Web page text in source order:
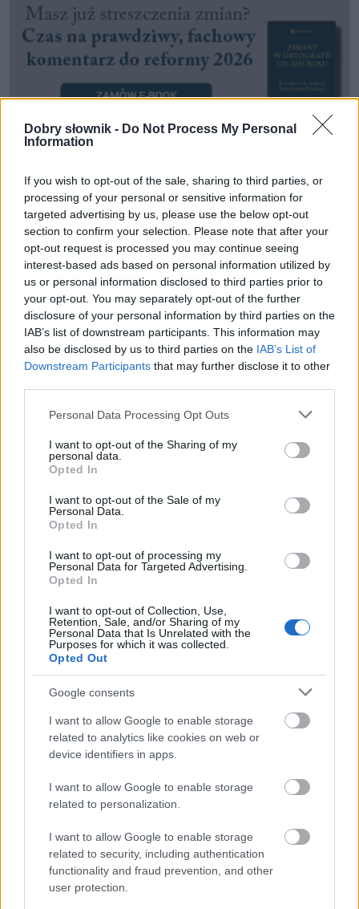
Dobry słownik - Do Not Process My Personal
Information
If you wish to opt-out of the sale, sharing to third parties, or
processing of your personal or sensitive information for
targeted advertising by us, please use the below opt-out
section to confirm your selection. Please note that after your
opt-out request is processed you may continue seeing
interest-based ads based on personal information utilized by
us or personal information disclosed to third parties prior to
your opt-out. You may separately opt-out of the further
disclosure of your personal information by third parties on the
IAB’s list of downstream participants. This information may
also be disclosed by us to third parties on the IAB’s List of
Downstream Participants that may further disclose it to other
Please note that this website/app uses one or more Google
not limited to your visit or usage behaviour. You may click to
grant or deny consent to Google and its third-party tags to
use your data for below specified purposes in below Google
consent section.
Personal Data Processing Opt Outs
I want to opt-out of the Sharing of my
personal data.
Opted In
I want to opt-out of the Sale of my
Personal Data.
Opted In
I want to opt-out of processing my
Personal Data for Targeted Advertising.
Opted In
I want to opt-out of Collection, Use,
Retention, Sale, and/or Sharing of my
Personal Data that Is Unrelated with the
Purposes for which it was collected.
Opted Out
Google consents
I want to allow Google to enable storage
related to analytics like cookies on web or
device identifiers in apps.
I want to allow Google to enable storage
related to personalization.
I want to allow Google to enable storage
related to security, including authentication
functionality and fraud prevention, and other
user protection.
Pozostały wątpliwości? Brakuje czegoś w haśle?
Zobacz, co zyskują abonenci Dobrego słownika.
SPRAWDŹ
Często sprawdzane
Na którego podstawie orzekamy, co następuje
Jak się ma skupywanie do skupowania
Ciekawostki
— Wymowa słowa jabłko w jesieni średniowiecza
utrzymywać — Wieloznacznie...
teleskop— Niezwykła definicja
Mogą Cię zainteresować również hasła
zombie
zzuć
AIDS
rock and roll
niemniej